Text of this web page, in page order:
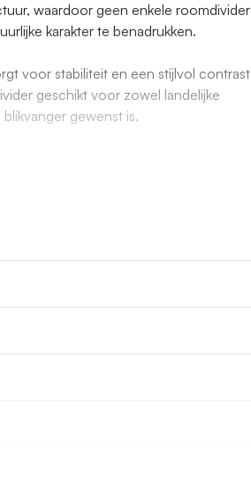
waardoor geen enkele roomdivider
karakter te benadrukken.
voor stabiliteit en een stijlvol contrast
geschikt voor zowel landelijke
gewenst is.